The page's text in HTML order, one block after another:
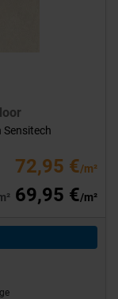
Sensitech
72,95 €/m²
69,95 €/m²